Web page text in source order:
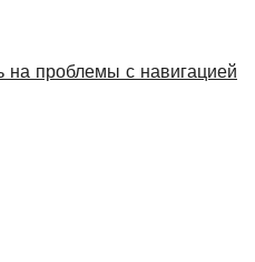
на проблемы с навигацией